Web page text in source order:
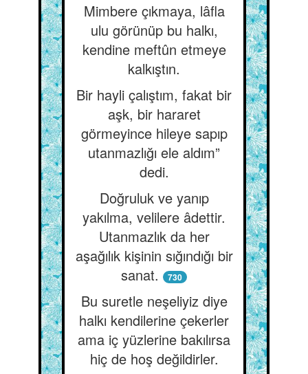
Mimbere çıkmaya, lâfla
ulu görünüp bu halkı,
kendine meftûn etmeye
kalkıştın.
Bir hayli çalıştım, fakat bir
aşk, bir hararet
görmeyince hileye sapıp
utanmazlığı ele aldım”
dedi.
Doğruluk ve yanıp
yakılma, velilere âdettir.
Utanmazlık da her
aşağılık kişinin sığındığı bir
sanat.
730
Bu suretle neşeliyiz diye
halkı kendilerine çekerler
ama iç yüzlerine bakılırsa
hiç de hoş değildirler.